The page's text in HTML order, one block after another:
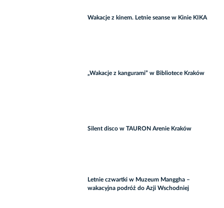
Wakacje z kinem. Letnie seanse w Kinie KIKA
„Wakacje z kangurami” w Bibliotece Kraków
Silent disco w TAURON Arenie Kraków
Letnie czwartki w Muzeum Manggha –
wakacyjna podróż do Azji Wschodniej